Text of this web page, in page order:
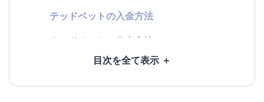
テッドベットの入金方法
テッドベットの出金方法